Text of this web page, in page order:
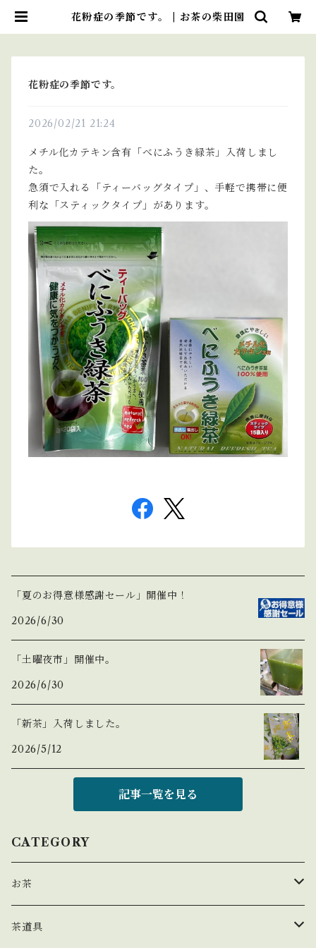
花粉症の季節です。 | お茶の柴田園
花粉症の季節です。
2026/02/21 21:24
メチル化カテキン含有「べにふうき緑茶」入荷しまし
た。
急須で入れる「ティーバッグタイプ」、手軽で携帯に便
利な「スティックタイプ」があります。
「夏のお得意様感謝セール」開催中！
2026/6/30
「土曜夜市」開催中。
2026/6/30
「新茶」入荷しました。
2026/5/12
記事一覧を見る
CATEGORY
お茶
玉露
茶道具